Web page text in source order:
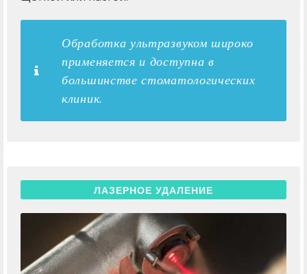
Обработка ультразвуком широко
применяется и доступна в
большинстве стоматологических
клиник.
ЛАЗЕРНОЕ УДАЛЕНИЕ